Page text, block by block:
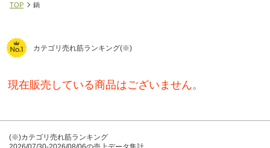
TOP 鍋
カテゴリ売れ筋ランキング(※)
現在販売している商品はございません。
(※)カテゴリ売れ筋ランキング